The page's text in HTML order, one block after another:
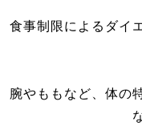
食事制限によるダイ
腕やももなど、体の